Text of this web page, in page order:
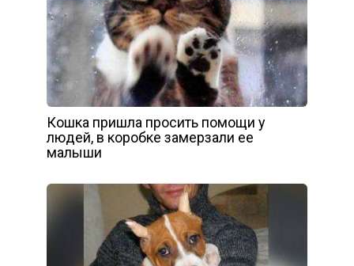
Кошка пришла просить помощи у
людей, в коробке замерзали ее
малыши